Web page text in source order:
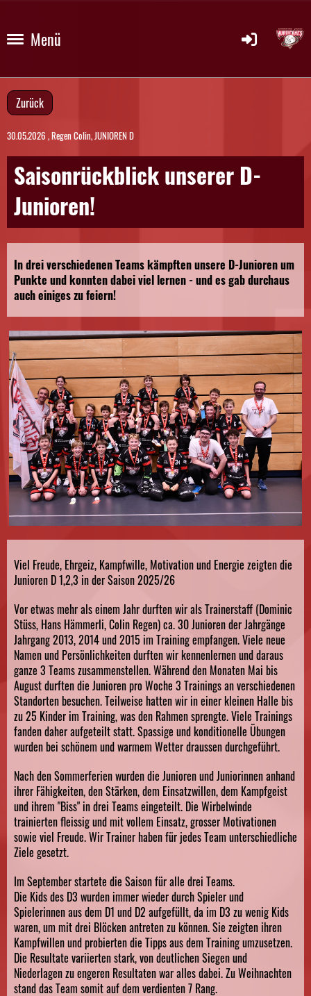
Menü
Zurück
30.05.2026 , Regen Colin, JUNIOREN D
Saisonrückblick unserer D-
Junioren!
In drei verschiedenen Teams kämpften unsere D-Junioren um
Punkte und konnten dabei viel lernen - und es gab durchaus
auch einiges zu feiern!
Viel Freude, Ehrgeiz, Kampfwille, Motivation und Energie zeigten die
Junioren D 1,2,3 in der Saison 2025/26
Vor etwas mehr als einem Jahr durften wir als Trainerstaff (Dominic
Stüss, Hans Hämmerli, Colin Regen) ca. 30 Junioren der Jahrgänge
Jahrgang 2013, 2014 und 2015 im Training empfangen. Viele neue
Namen und Persönlichkeiten durften wir kennenlernen und daraus
ganze 3 Teams zusammenstellen. Während den Monaten Mai bis
August durften die Junioren pro Woche 3 Trainings an verschiedenen
Standorten besuchen. Teilweise hatten wir in einer kleinen Halle bis
zu 25 Kinder im Training, was den Rahmen sprengte. Viele Trainings
fanden daher aufgeteilt statt. Spassige und konditionelle Übungen
wurden bei schönem und warmem Wetter draussen durchgeführt.
Nach den Sommerferien wurden die Junioren und Juniorinnen anhand
ihrer Fähigkeiten, den Stärken, dem Einsatzwillen, dem Kampfgeist
und ihrem "Biss" in drei Teams eingeteilt. Die Wirbelwinde
trainierten fleissig und mit vollem Einsatz, grosser Motivationen
sowie viel Freude. Wir Trainer haben für jedes Team unterschiedliche
Ziele gesetzt.
Im September startete die Saison für alle drei Teams.
Die Kids des D3 wurden immer wieder durch Spieler und
Spielerinnen aus dem D1 und D2 aufgefüllt, da im D3 zu wenig Kids
waren, um mit drei Blöcken antreten zu können. Sie zeigten ihren
Kampfwillen und probierten die Tipps aus dem Training umzusetzen.
Die Resultate variierten stark, von deutlichen Siegen und
Niederlagen zu engeren Resultaten war alles dabei. Zu Weihnachten
stand das Team somit auf dem verdienten 7 Rang.